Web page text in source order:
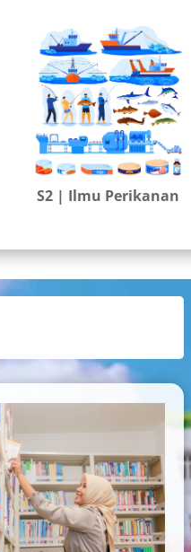
S2 | Ilmu Perikanan